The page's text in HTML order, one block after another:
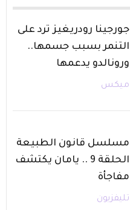
جورجينا رودريغيز ترد على
التنمر بسبب جسمها..
ورونالدو يدعمها
ميكس
مسلسل قانون الطبيعة
الحلقة 9 .. يامان يكتشف
مفاجأة
تليفزيون